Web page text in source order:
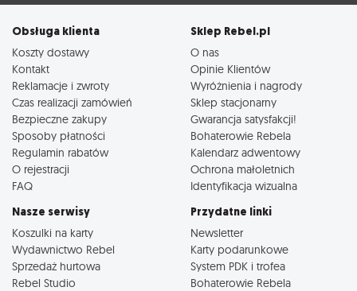
Obsługa klienta
Koszty dostawy
Kontakt
Reklamacje i zwroty
Czas realizacji zamówień
Bezpieczne zakupy
Sposoby płatności
Regulamin rabatów
O rejestracji
FAQ
Sklep Rebel.pl
O nas
Opinie Klientów
Wyróżnienia i nagrody
Sklep stacjonarny
Gwarancja satysfakcji!
Bohaterowie Rebela
Kalendarz adwentowy
Ochrona małoletnich
Identyfikacja wizualna
Nasze serwisy
Koszulki na karty
Wydawnictwo Rebel
Sprzedaż hurtowa
Rebel Studio
Przydatne linki
Newsletter
Karty podarunkowe
System PDK i trofea
Bohaterowie Rebela